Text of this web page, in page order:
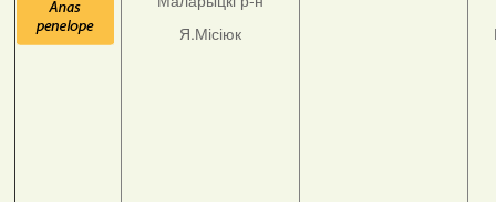
Я.Місіюк